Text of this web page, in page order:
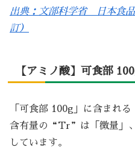
出典：文部科学省 日本食
訂）
【アミノ酸】可食部
「可食部 100g」に含まれ
含有量の“Tr”は「微量」
しています。